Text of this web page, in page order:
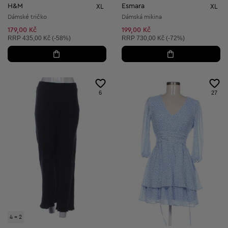
H&M XL
Dámské tričko
179,00 Kč
Doporučená cena:
RRP 435,00 Kč (-58%)
Esmara XL
Dámská mikina
199,00 Kč
Doporučená cena:
RRP 730,00 Kč (-72%)
4 = 2
6 27